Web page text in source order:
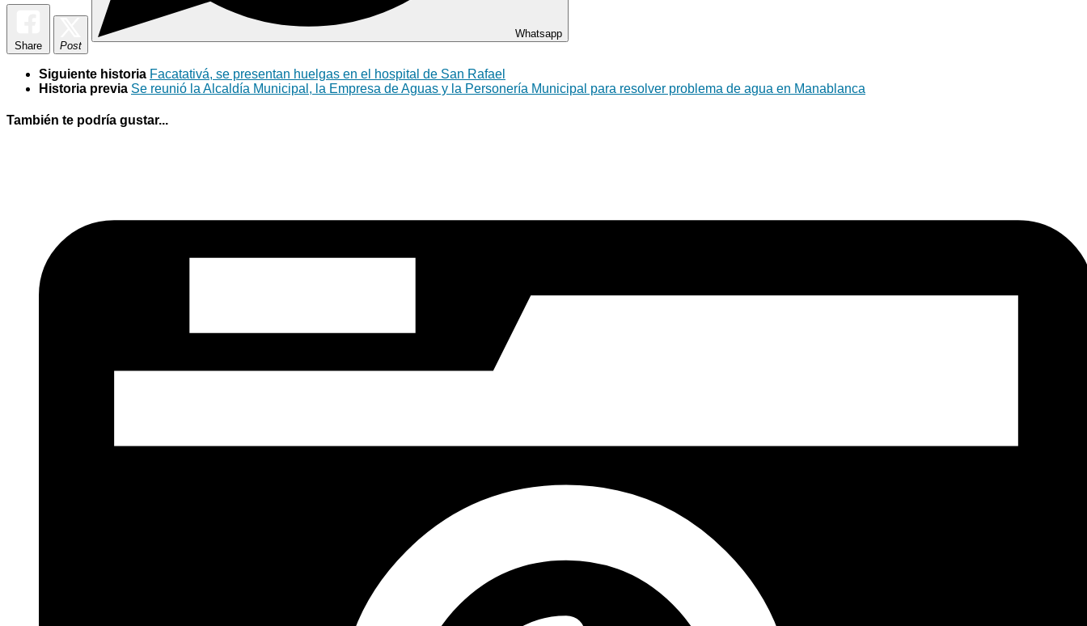
Share Post
Whatsapp
Siguiente historia Facatativá, se presentan huelgas en el hospital de San Rafael
Historia previa Se reunió la Alcaldía Municipal, la Empresa de Aguas y la Personería Municipal para resolver problema de agua en Manablanca
También te podría gustar...